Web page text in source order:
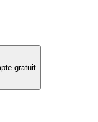
gratuit